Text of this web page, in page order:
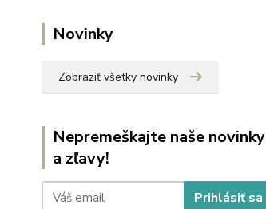
Novinky
Zobraziť všetky novinky
Nepremeškajte naše novinky
a zľavy!
Prihlásiť sa